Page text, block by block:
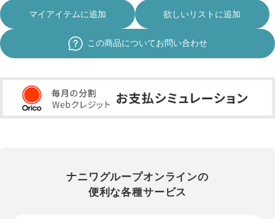
マイアイテムに追加 欲しいリストに追加
この商品についてお問い合わせ
ナニワグループオンラインの
便利な各種サービス